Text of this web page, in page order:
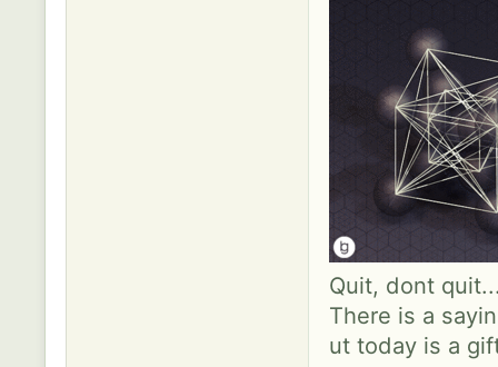
Quit, dont
There is a
ut today is a